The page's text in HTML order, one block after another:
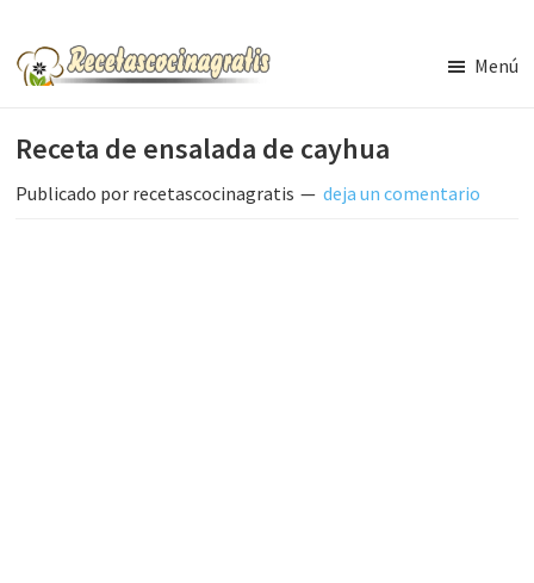
contenido
lateral
principal
Cocina
Menú
Receta de ensalada de cayhua
Publicado por recetascocinagratis deja un comentario